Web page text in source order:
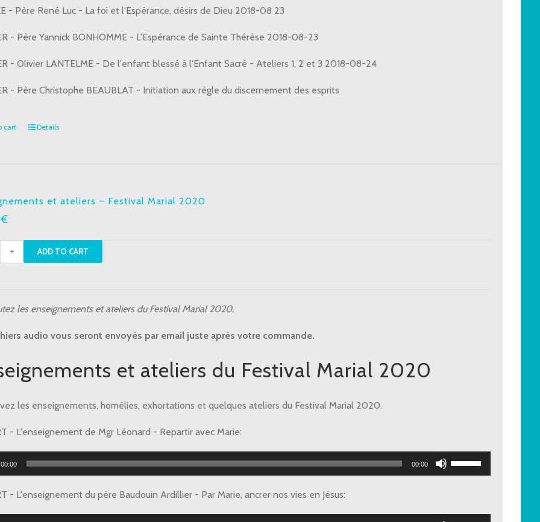
- Père René Luc - La foi et l'Espérance, désirs de Dieu 2018-08 23
- Père Yannick BONHOMME - L'Espérance de Sainte Thérèse 2018-08-23
- Olivier LANTELME - De l'enfant blessé à l'Enfant Sacré - Ateliers 1, 2 et 3 2018-08-24
- Père Christophe BEAUBLAT - Initiation aux règle du discernement des esprits
cart Details
et ateliers – Festival Marial 2020
€
ADD TO CART
les enseignements et ateliers du Festival Marial 2020.
audio vous seront envoyés par email juste après votre commande.
et ateliers du Festival Marial 2020
les enseignements, homélies, exhortations et quelques ateliers du Festival Marial 2020.
- L'enseignement de Mgr Léonard - Repartir avec Marie:
00:00 00:00
pour
- L'enseignement du père Baudouin Ardillier - Par Marie, ancrer nos vies en Jésus: